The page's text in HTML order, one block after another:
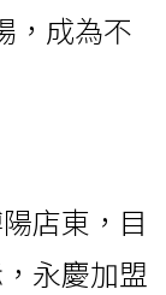
，成為不
店東，目
永慶加盟